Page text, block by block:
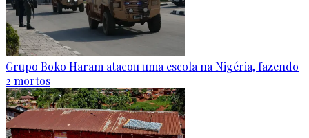
Grupo Boko Haram atacou uma escola na Nigéria, fazendo
2 mortos